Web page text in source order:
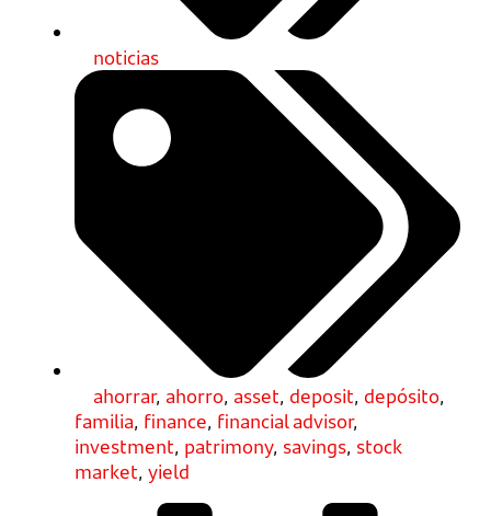
noticias
ahorrar, ahorro, asset, deposit, depósito,
familia, finance, financial advisor,
investment, patrimony, savings, stock
market, yield